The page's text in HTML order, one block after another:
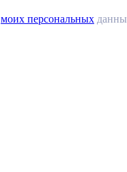
моих персональных